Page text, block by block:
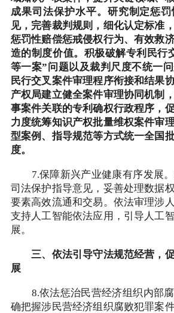
成果司法保护水平。研究制定惩
见，完善裁判规则，细化认定标准
惩罚性赔偿惩戒侵权行为、有效救
造的制度价值。积极破解专利民行
等一案”问题以及裁判尺度不统一
民行交叉案件审理程序衔接和结果
产权局建立健全案件审理协同机制
事案件关联的专利确权行政程序，
力度统筹知识产权批量维权案件审
型案例、指导规范等方式统一全国
度。
7.保障新兴产业健康有序发展。
司法保护指导意见，妥善处理数据
要素高效流通和交易。依法审理涉
支持人工智能依法应用，引导人工
展。
三、依法引导守法规范经营，促
展
8.依法惩治民营经济组织内部腐
确把握涉民营经济组织腐败犯罪案